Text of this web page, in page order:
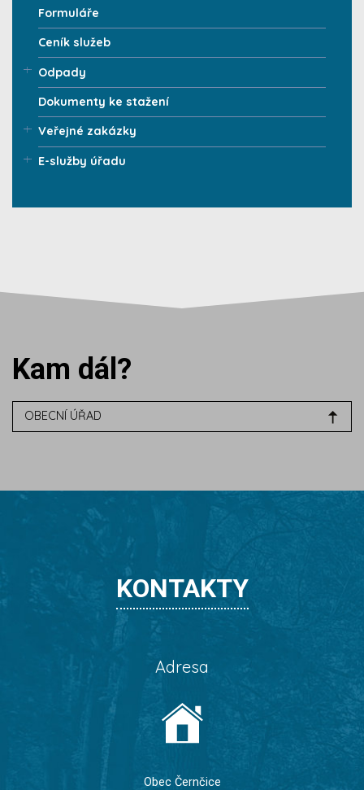
Formuláře
Ceník služeb
Odpady
Dokumenty ke stažení
Veřejné zakázky
E-služby úřadu
Kam dál?
OBECNÍ ÚŘAD
KONTAKTY
Adresa
Obec Černčice